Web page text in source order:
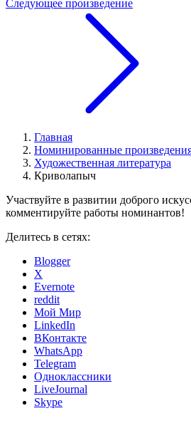
Следующее произведение
Главная
Номинированные
Художественная литература
Криволапыч
Участвуйте в развитии доброго
комментируйте работы номинантов!
Делитесь в сетях:
Blogger
X
Evernote
reddit
Мой Мир
LinkedIn
ВКонтакте
WhatsApp
Telegram
Одноклассники
LiveJournal
Skype